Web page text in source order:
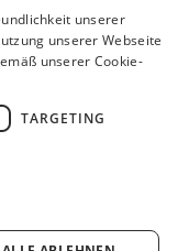
Bruder David Chatbot
unserer
unserer Webseite
unserer Cookie-
TARGETING